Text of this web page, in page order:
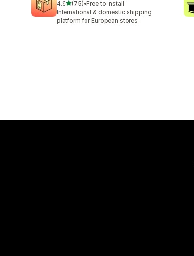
4.9별 5개 중
(75)
총 리뷰 75개
•Free to install
International & domestic shipping
platform for European stores